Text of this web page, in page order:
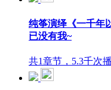
纯筝演绎《一千年
已没有我~
共1章节，5.3千次